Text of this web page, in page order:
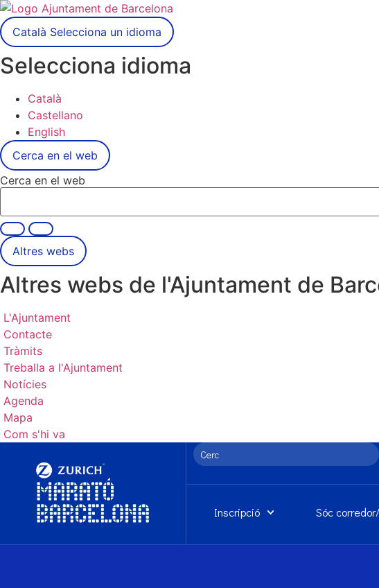
Català Selecciona un idioma
Selecciona idioma
Català
Castellano
English
Cerca en el web
Cerca en el web
Altres webs
Altres webs de l'Ajuntament de
L'Ajuntament
Contacte
Tràmits
Treballa a l'Ajuntament
Notícies
Agenda
Mapa
Com s'hi va
Inscripció Sóc